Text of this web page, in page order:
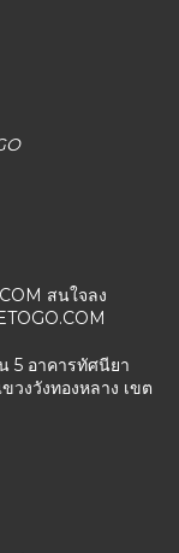
สนใจลง
5 อาคารทัศนียา
งวังทองหลาง เขต